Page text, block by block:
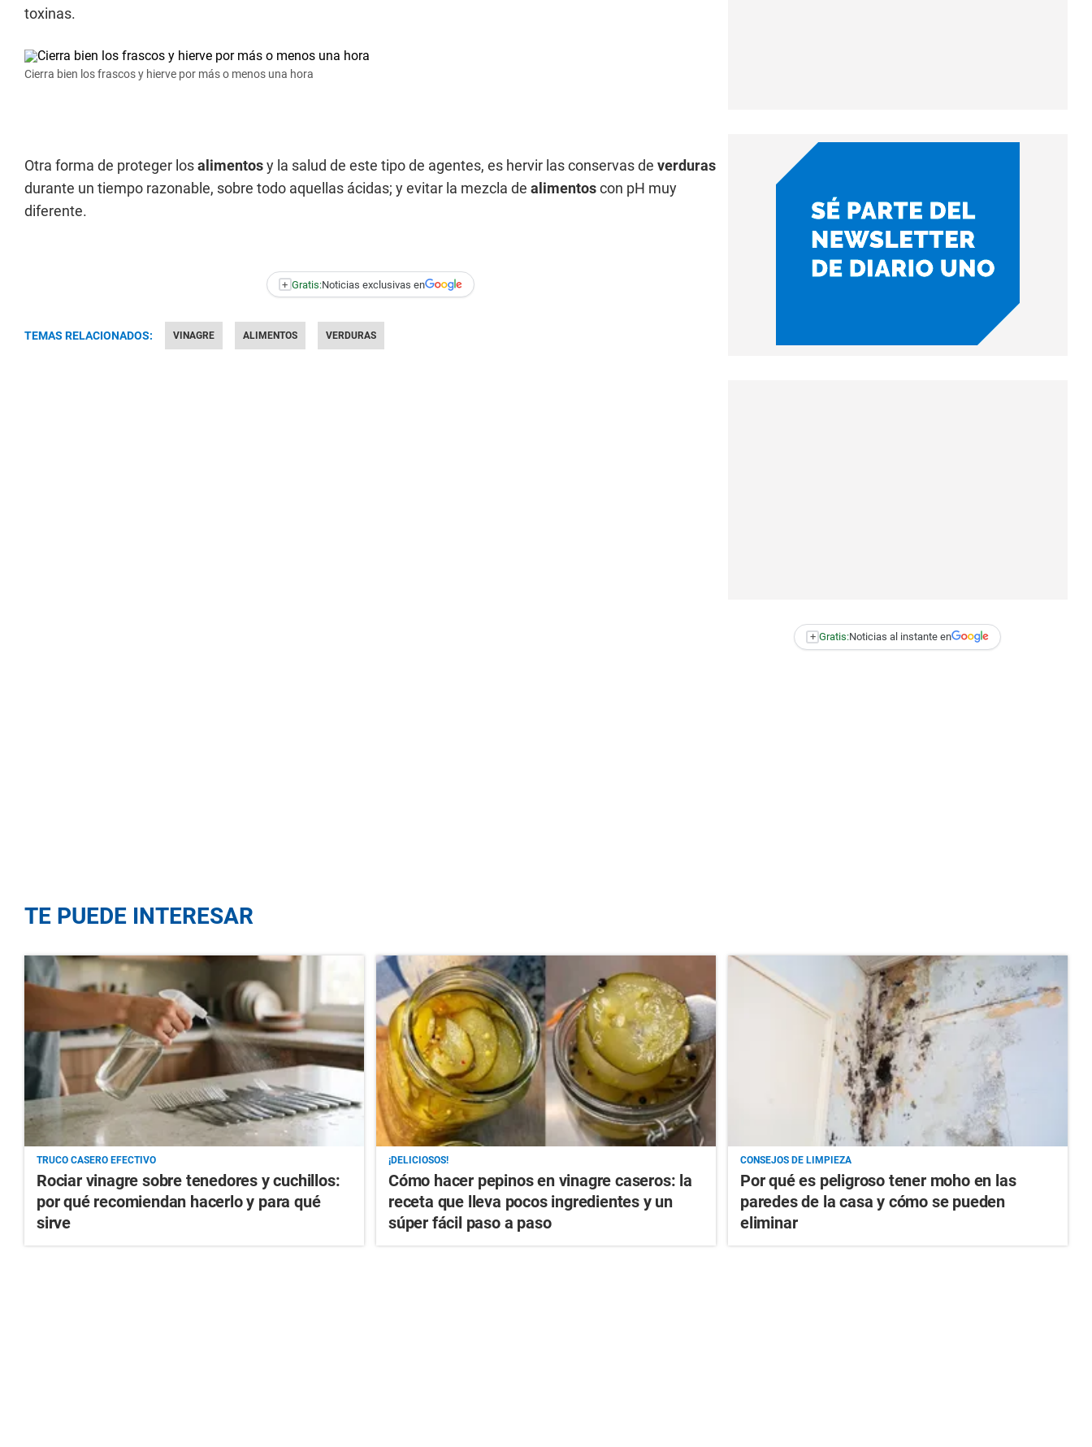
toxinas.
Cierra bien los frascos y hierve por más o menos una hora
Otra forma de proteger losalimentosy la salud de este tipo de agentes, es hervir las conservas de verduras
durante un tiempo razonable, sobre todo aquellas ácidas; y evitar la mezcla de alimentoscon pH muy
diferente.
+ Gratis:Noticias exclusivas en
TEMAS RELACIONADOS: VINAGRE ALIMENTOS VERDURAS
+ Gratis:Noticias al instante en
TE PUEDE INTERESAR
TRUCO CASERO EFECTIVO
Rociar vinagre sobre tenedores y cuchillos:
por qué recomiendan hacerlo y para qué
sirve
¡DELICIOSOS!
Cómo hacer pepinos en vinagre caseros: la
receta que lleva pocos ingredientes y un
súper fácil paso a paso
CONSEJOS DE LIMPIEZA
Por qué es peligroso tener moho en las
paredes de la casa y cómo se pueden
eliminar